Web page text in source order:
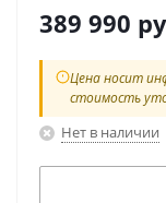
389 990
Цена носит
стоимость
Нет в наличии